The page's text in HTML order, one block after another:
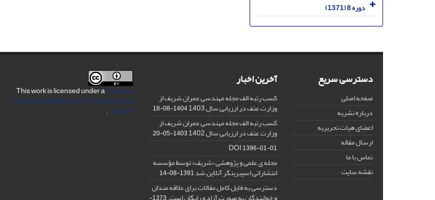
دوره 8 (1371)
دسترسی سریع
صفحه اصلی
درباره نشریه
اعضای هیات تحریریه
ارسال مقاله
تماس با ما
نقشه سایت
آخرین اخبار
کسب رتبه الف مجله مهندسی عمران شریف از
وزارت عتف در ارزیابی سال 1403 1404-08-18
کسب رتبه الف مجله مهندسی عمران شریف از
وزارت عتف در ارزیابی سال 1402 1403-05-20
DOI1396-01-01
مجله ی علمی و پژوهشی «شریف» توسط مؤسسه
انتشاراتی اسپیرینگر آنلاین شد1391-08-14
دسترسی به فایل کامل مقالات برای علاقه مندان
This work is licensed under aCreative
Commons Attribution 4.0 International
License
.